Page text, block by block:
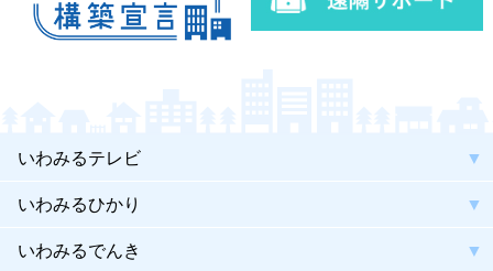
いわみるテレビ
いわみるひかり
いわみるでんき